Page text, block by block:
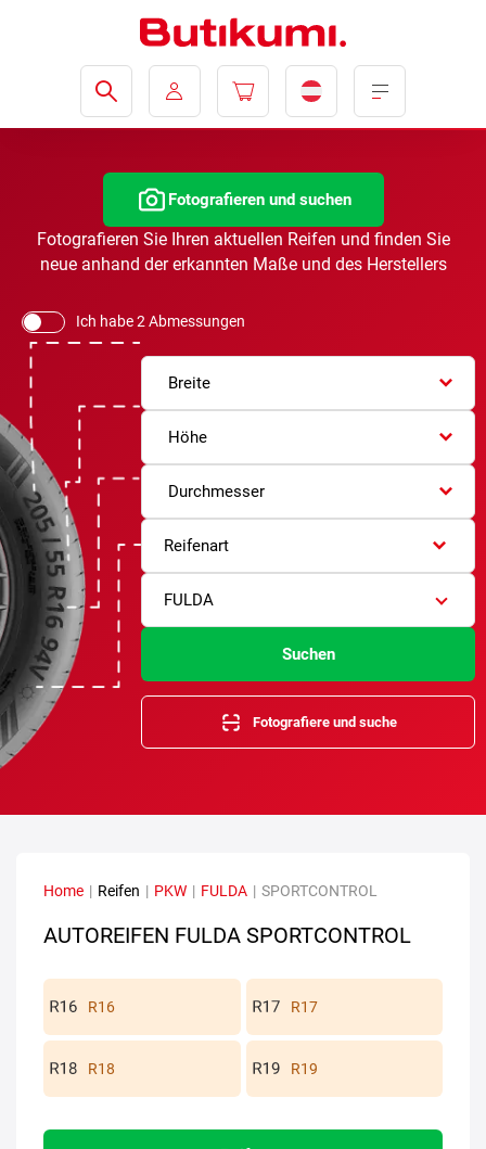
Fotografieren und suchen
Fotografieren Sie Ihren aktuellen Reifen und finden Sie
neue anhand der erkannten Maße und des Herstellers
Ich habe 2 Abmessungen
Breite
Höhe
Durchmesser
Reifenart
FULDA
Suchen
Fotografiere und suche
Home | Reifen | PKW | FULDA | SPORTCONTROL
AUTOREIFEN FULDA SPORTCONTROL
R16 R17
R18 R19